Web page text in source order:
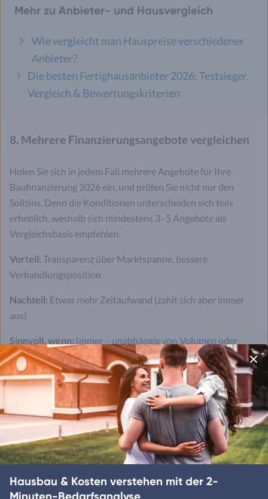
Mehr zu Anbieter- und Hausvergleich
Wie vergleicht man Hauspreise verschiedener
Anbieter?
Die besten Fertighausanbieter 2026: Testsieger,
Vergleich & Bewertungskriterien
8. Mehrere Finanzierungsangebote vergleichen
Holen Sie sich in jedem Fall mehrere Angebote für Ihre
Baufinanzierung 2026 ein, und prüfen Sie nicht nur den
Sollzins. Denn die Konditionen unterscheiden sich teils
erheblich, weshalb sich mindestens 3–5 Angebote als
Vergleichsbasis empfehlen.
Vorteil: Transparenz über Marktspanne, bessere
Verhandlungsposition
Nachteil: Etwas mehr Zeitaufwand (zahlt sich aber immer
aus)
Sinnvoll, wenn: Immer – unabhängig von Volumen oder
Eigenkapitalquote
Worauf achten:Effektiver Jahreszins statt Sollzins, plus
Sondertilgung, Bereitstellungszinsen, Tilgungssatzwechsel,
Gesamtkosten
Hinweis:Nicht ausschließlich am niedrigsten Sollzins
orientieren, sondern Gesamtkonditionen prüfen
Hausbau & Kosten verstehen mit der 2-
Minuten-Bedarfsanalyse